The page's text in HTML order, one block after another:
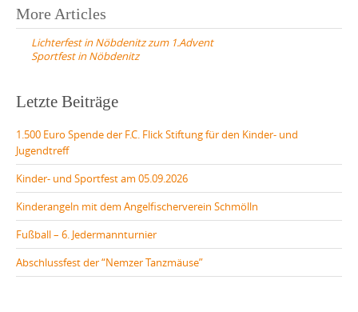
Post
navigation
More Articles
Lichterfest in Nöbdenitz zum 1.Advent
Sportfest in Nöbdenitz
Letzte Beiträge
1.500 Euro Spende der F.C. Flick Stiftung für den Kinder- und
Jugendtreff
Kinder- und Sportfest am 05.09.2026
Kinderangeln mit dem Angelfischerverein Schmölln
Fußball – 6. Jedermannturnier
Abschlussfest der “Nemzer Tanzmäuse”